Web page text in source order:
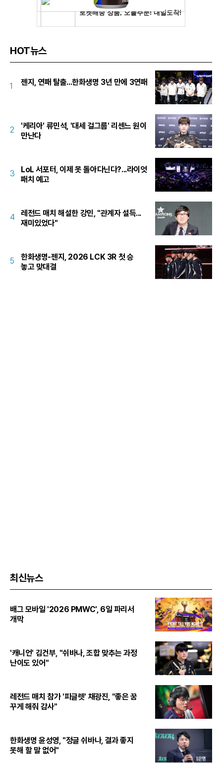
HOT뉴스
1 젠지, 연패 탈출...한화생명 3년 만에 3연패
2
'케리아' 류민석, '대세 걸그룹' 리센느 원이
만난다
3
LoL 서포터, 이제 못 돌아다닌다?...라이엇
패치 예고
4
레전드 매치 해설한 강민, "관계자 설득...
재미있었다"
5
한화생명-젠지, 2026 LCK 3R 첫 승
놓고 맞대결
최신뉴스
배그 모바일 '2026 PMWC', 6일 파리서
개막
'캐니언' 김건부, "쉬바나, 조합 맞추는 과정
난이도 있어"
레전드 매치 참가 '피글렛' 채광진, "좋은 꿈
꾸게 해줘 감사"
한화생명 윤성영, "정글 쉬바나, 결과 좋지
못해 할 말 없어"